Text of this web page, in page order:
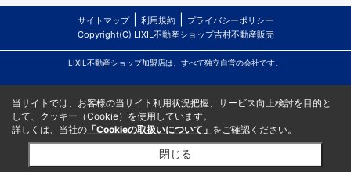
サイトマップ 利用規約
プライバシーポリシー
Copyright(C) LIXIL不動産ショップ吉村不動産販売
LIXIL不動産ショップ加盟店は、すべて独立自営の会社です。
当サイトでは、お客様の当サイト利用状況把握、サービス向上検討を目的と
して、クッキー（Cookie）を使用しています。
詳しくは、当社の 「Cookieの取扱いについて」 をご確認ください。
閉じる